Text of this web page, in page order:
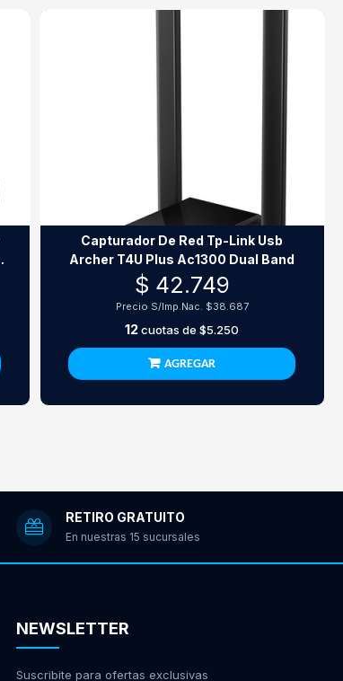
Capturador De Red Tp-Link Usb
Archer T4U Plus Ac1300 Dual Band
$ 42.749
Precio S/Imp.Nac. $38.687
12cuotas de$5.250
AGREGAR
RETIRO GRATUITO
En nuestras 15 sucursales
NEWSLETTER
Suscribite para ofertas exclusivas